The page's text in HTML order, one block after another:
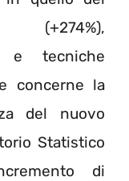
(+274%),
e tecniche
concerne la
del nuovo
Statistico
di